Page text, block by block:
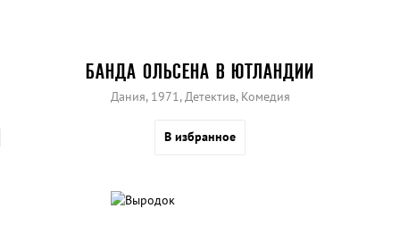
БАНДА ОЛЬСЕНА В ЮТЛАНДИИ
Дания, 1971, Детектив, Комедия
В избранное